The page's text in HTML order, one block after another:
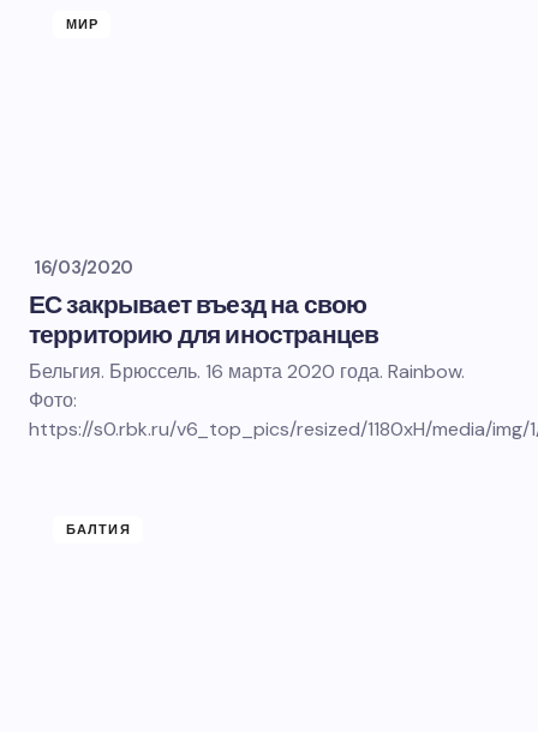
МИР
16/03/2020
ЕС закрывает въезд на свою
территорию для иностранцев
Бельгия. Брюссель. 16 марта 2020 года. Rainbow.
Фото:
https://s0.rbk.ru/v6_top_pics/resized/1180xH/media/img/
БАЛТИЯ